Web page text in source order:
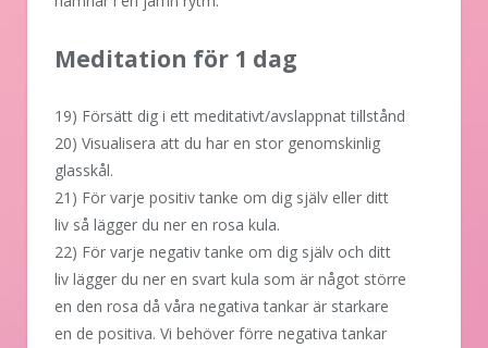
Meditation för 1 dag
19) Försätt dig i ett meditativt/avslappnat tillstånd
20) Visualisera att du har en stor genomskinlig
glasskål.
21) För varje positiv tanke om dig själv eller ditt
liv så lägger du ner en rosa kula.
22) För varje negativ tanke om dig själv och ditt
liv lägger du ner en svart kula som är något större
en den rosa då våra negativa tankar är starkare
en de positiva. Vi behöver förre negativa tankar